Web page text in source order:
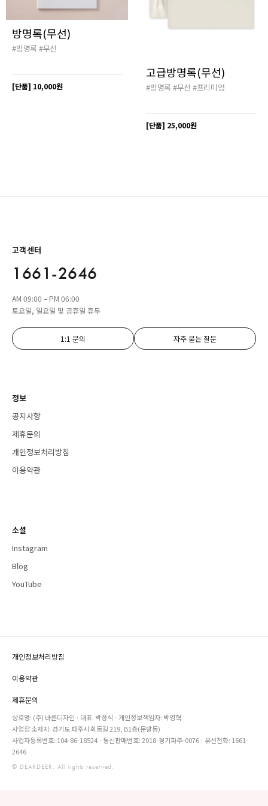
방명록(무선)
#방명록 #무선
[단품] 10,000원
고급방명록(무선)
#방명록 #무선 #프리미엄
[단품] 25,000원
고객센터
1661-2646
AM 09:00 – PM 06:00
토요일, 일요일 및 공휴일 휴무
1:1 문의 자주 묻는 질문
정보
공지사항
제휴문의
개인정보처리방침
이용약관
소셜
Instagram
Blog
YouTube
개인정보처리방침
·
이용약관
·
제휴문의
상호명: (주) 바른디자인 · 대표: 박정식 · 개인정보책임자: 박영혁
사업장 소재지: 경기도 파주시 회동길 219, B1층(문발동)
사업자등록번호: 104-86-18524 · 통신판매번호: 2018-경기파주-0076 · 유선전화: 1661-
2646
© DEARDEER. All rights reserved.